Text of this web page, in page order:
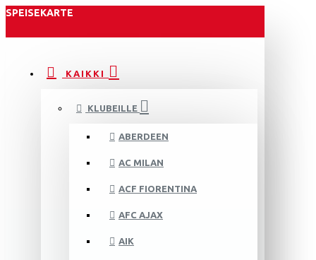
SPEISEKARTE
KAIKKI
KLUBEILLE
ABERDEEN
AC MILAN
ACF FIORENTINA
AFC AJAX
AIK